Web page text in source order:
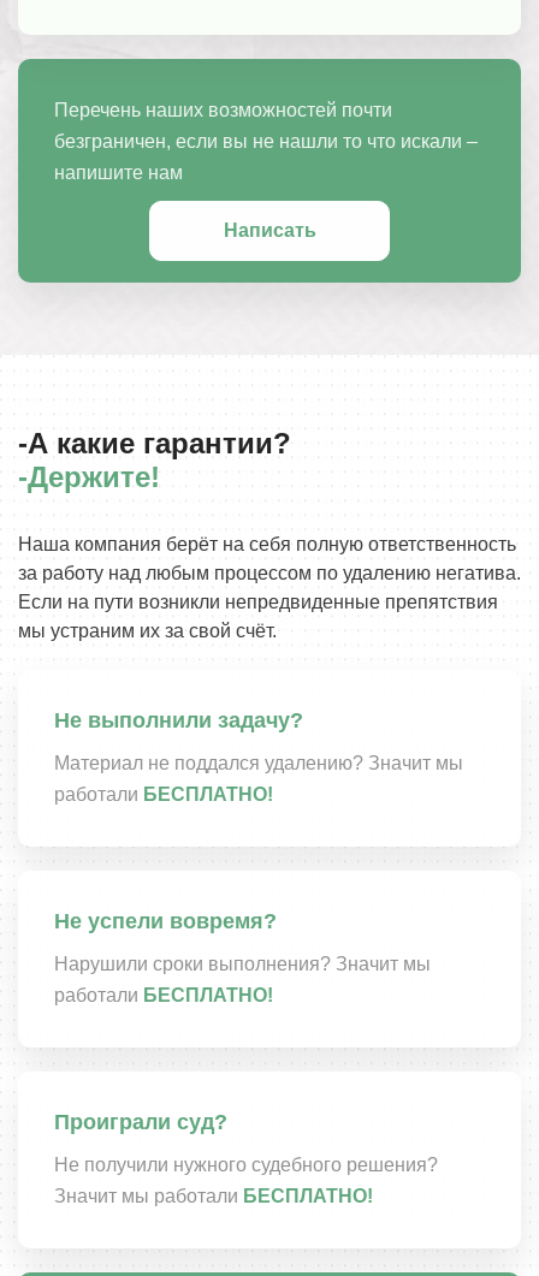
Перечень наших возможностей почти
безграничен, если вы не нашли то что искали –
напишите нам
Написать
-А какие гарантии?
-Держите!
Наша компания берёт на себя полную ответственность
за работу над любым процессом по удалению негатива.
Если на пути возникли непредвиденные препятствия
мы устраним их за свой счёт.
Не выполнили задачу?
Материал не поддался удалению? Значит мы
работали БЕСПЛАТНО!
Не успели вовремя?
Нарушили сроки выполнения? Значит мы
работали БЕСПЛАТНО!
Проиграли суд?
Не получили нужного судебного решения?
Значит мы работали БЕСПЛАТНО!